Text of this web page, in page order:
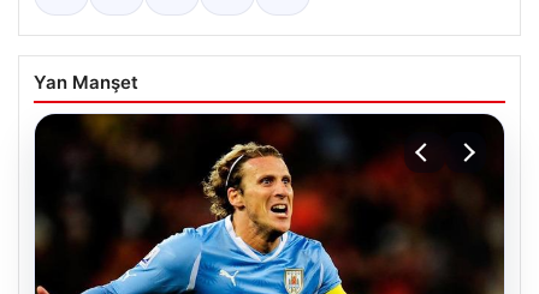
Yan Manşet